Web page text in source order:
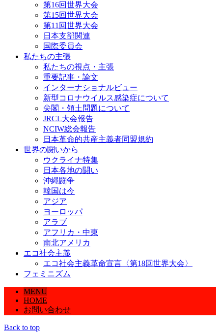
第16回世界大会
第15回世界大会
第11回世界大会
日本支部関連
国際委員会
私たちの主張
私たちの視点・主張
重要記事・論文
インターナショナルビュー
新型コロナウイルス感染症について
尖閣・領土問題について
JRCL大会報告
NCIW総会報告
日本革命的共産主義者同盟規約
世界の闘いから
ウクライナ特集
日本各地の闘い
沖縄闘争
韓国は今
アジア
ヨーロッパ
アラブ
アフリカ・中東
南北アメリカ
エコ社会主義
エコ社会主義革命宣言〈第18回世界大会〉
フェミニズム
MENU
HOME
お問い合わせ
Back to top